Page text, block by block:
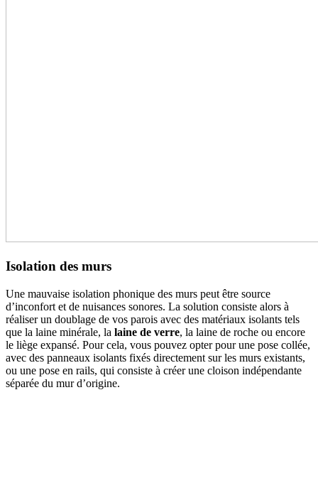
Isolation des murs
Une mauvaise isolation phonique des murs peut être source
d’inconfort et de nuisances sonores. La solution consiste alors à
réaliser un doublage de vos parois avec des matériaux isolants tels
que la laine minérale, la laine de verre, la laine de roche ou encore
le liège expansé. Pour cela, vous pouvez opter pour une pose collée,
avec des panneaux isolants fixés directement sur les murs existants,
ou une pose en rails, qui consiste à créer une cloison indépendante
séparée du mur d’origine.